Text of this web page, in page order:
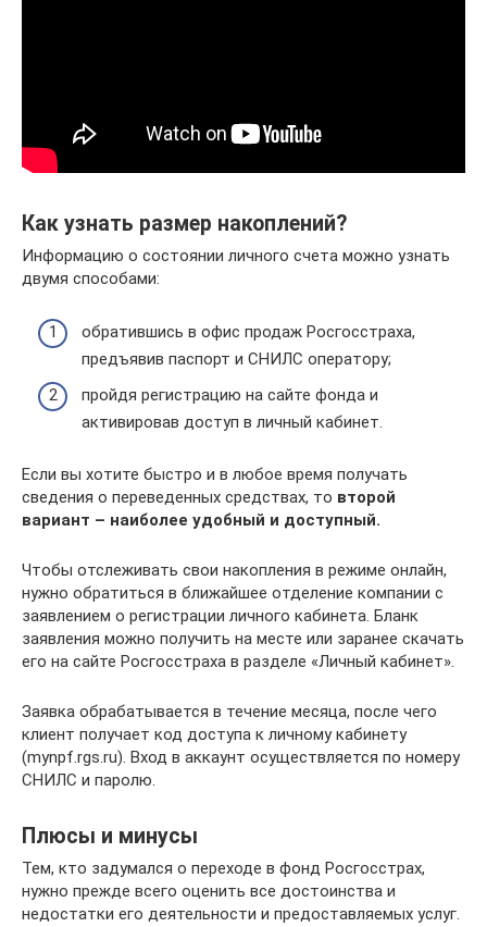
Как узнать размер накоплений?
Информацию о состоянии личного счета можно узнать
двумя способами:
обратившись в офис продаж Росгосстраха,
предъявив паспорт и СНИЛС оператору;
пройдя регистрацию на сайте фонда и
активировав доступ в личный кабинет.
Если вы хотите быстро и в любое время получать
сведения о переведенных средствах, то второй
вариант – наиболее удобный и доступный.
Чтобы отслеживать свои накопления в режиме онлайн,
нужно обратиться в ближайшее отделение компании с
заявлением о регистрации личного кабинета. Бланк
заявления можно получить на месте или заранее скачать
его на сайте Росгосстраха в разделе «Личный кабинет».
Заявка обрабатывается в течение месяца, после чего
клиент получает код доступа к личному кабинету
(mynpf.rgs.ru). Вход в аккаунт осуществляется по номеру
СНИЛС и паролю.
Плюсы и минусы
Тем, кто задумался о переходе в фонд Росгосстрах,
нужно прежде всего оценить все достоинства и
недостатки его деятельности и предоставляемых услуг.